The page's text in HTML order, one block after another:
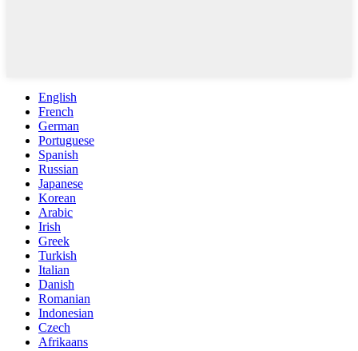
English
French
German
Portuguese
Spanish
Russian
Japanese
Korean
Arabic
Irish
Greek
Turkish
Italian
Danish
Romanian
Indonesian
Czech
Afrikaans